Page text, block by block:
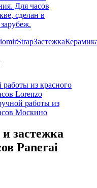
StrapЗастежка
из красного
Lorenzo
работы из
Москино
застежка
Panerai